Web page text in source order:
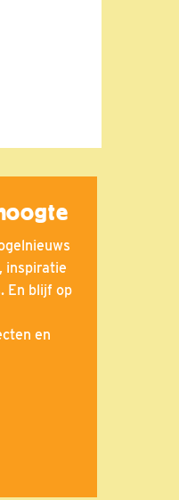
inspiratie
En blijf op
en